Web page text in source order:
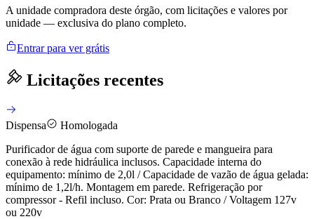
A unidade compradora deste órgão, com licitações e valores por
unidade — exclusiva do plano completo.
Entrar para ver grátis
Licitações recentes
Dispensa
Homologada
Purificador de água com suporte de parede e mangueira para
conexão à rede hidráulica inclusos. Capacidade interna do
equipamento: mínimo de 2,0l / Capacidade de vazão de água gelada:
mínimo de 1,2l/h. Montagem em parede. Refrigeração por
compressor - Refil incluso. Cor: Prata ou Branco / Voltagem 127v
ou 220v